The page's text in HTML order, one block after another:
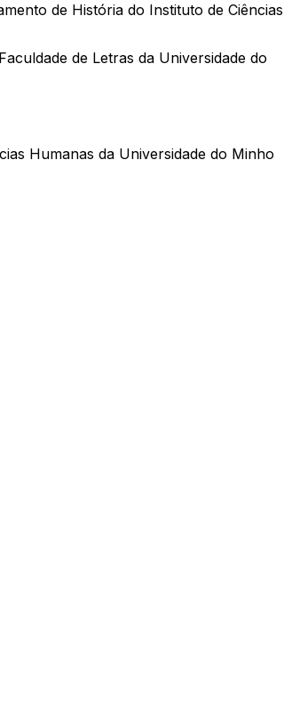
de História do Instituto de Ciências
de Letras da Universidade do
Humanas da Universidade do Minho